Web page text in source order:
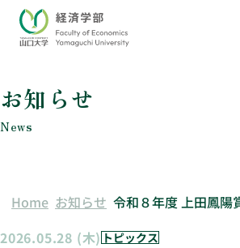
お知らせ
News
Home お知らせ 令和８年度 上田鳳陽
2026.05.28 (木) トピックス